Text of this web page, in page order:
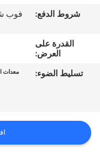
اتصل
خريطة
شروط الدفع:
فوب
القدرة على
العرض:
تسليط الضوء:
معدات